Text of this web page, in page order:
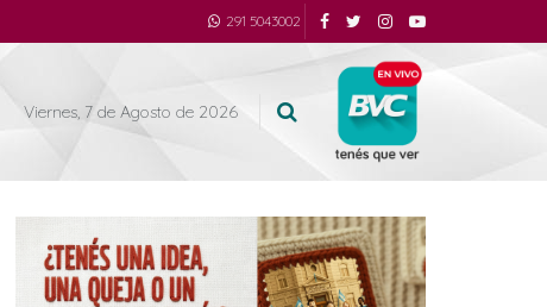
291 5043002
Viernes, 7 de Agosto de 2026